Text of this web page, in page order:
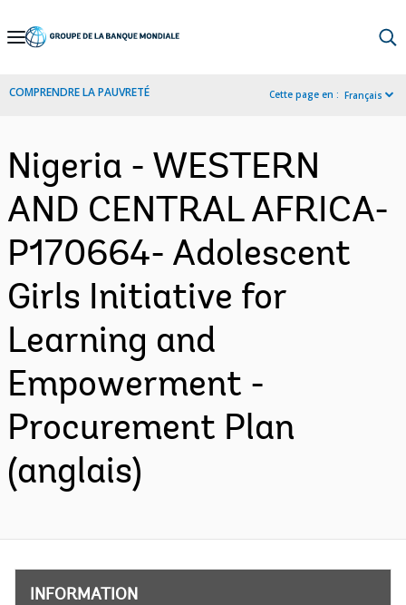
Skip
Navigation
COMPRENDRE LA PAUVRETÉ Cette page en : Français
Nigeria - WESTERN
AND CENTRAL AFRICA-
P170664- Adolescent
Girls Initiative for
Learning and
Empowerment -
Procurement Plan
(anglais)
INFORMATION